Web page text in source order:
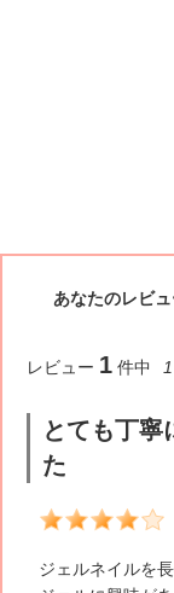
あなたのレビ
レビュー 1 件中
とても丁寧
た
ジェルネイルを